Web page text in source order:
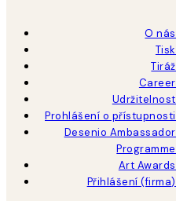
O nás
Tisk
Tiráž
Career
Udržitelnost
Prohlášení o přístupnosti
Desenio Ambassador
Programme
Art Awards
Přihlášení (firma)